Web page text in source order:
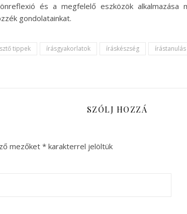
és a megfelelő eszközök alkalmazása
gondolatainkat.
tippek írásgyakorlatok íráskészség írástanulás
SZÓLJ HOZZÁ
mezőket * karakterrel jelöltük